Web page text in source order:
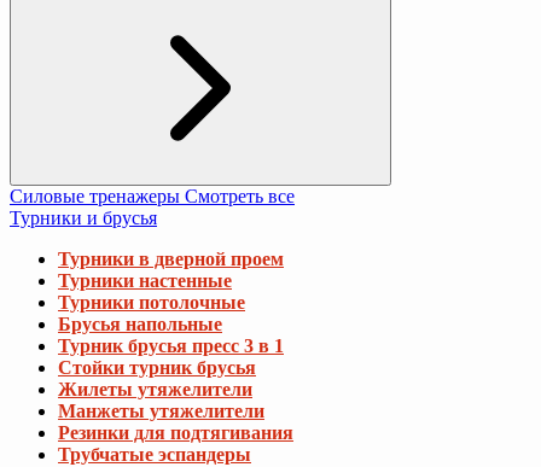
Силовые тренажеры Смотреть все
Турники и брусья
Турники в дверной проем
Турники настенные
Турники потолочные
Брусья напольные
Турник брусья пресс 3 в 1
Стойки турник брусья
Жилеты утяжелители
Манжеты утяжелители
Резинки для подтягивания
Трубчатые эспандеры